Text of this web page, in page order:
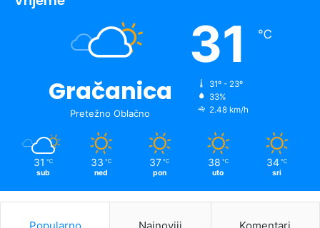
Gračanica
Pretežno Oblačno
31 ℃
31º - 23º
33%
2.48 km/h
31 ℃
sub
33 ℃
ned
37 ℃
pon
38 ℃
uto
34 ℃
sri